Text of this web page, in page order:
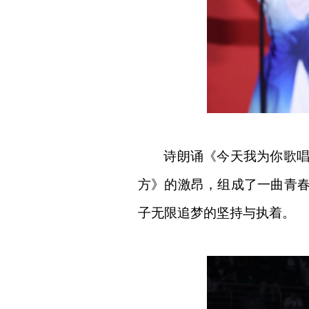
诗朗诵《今天我为你歌
方》的激昂，组成了一曲青
子无限追梦的坚持与执着。